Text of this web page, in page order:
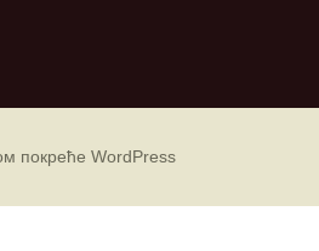
покреће WordPress